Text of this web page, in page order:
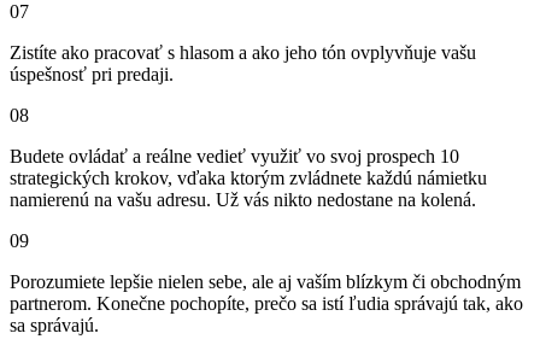
07
Zistíte ako pracovať s hlasom a ako jeho tón ovplyvňuje vašu
úspešnosť pri predaji.
08
Budete ovládať a reálne vedieť využiť vo svoj prospech 10
strategických krokov, vďaka ktorým zvládnete každú námietku
namierenú na vašu adresu. Už vás nikto nedostane na kolená.
09
Porozumiete lepšie nielen sebe, ale aj vaším blízkym či obchodným
partnerom. Konečne pochopíte, prečo sa istí ľudia správajú tak, ako
sa správajú.